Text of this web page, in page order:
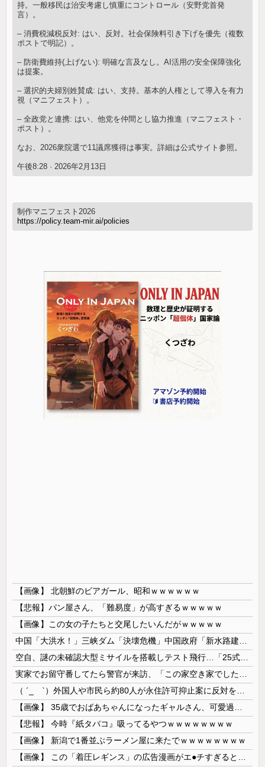
持。一般移民は治安考慮し慎重にコントロール（安野党首発
言）。
– 消費税減税反対: はい、反対。社会保険料引き下げを優先（複数
ポストで明記）。
– 防衛費維持(上げない): 明確な言及なし。AI活用の安全保障強化
は提案。
– 選択的夫婦別姓賛成: はい、支持。基本的人権として導入を有力
視（マニフェスト）。
– 全政党と連携: はい、他党を仲間とし協力推進（マニフェスト・
ポスト）。
なお、2026衆院選で11議席獲得は事実。詳細は公式サイト参照。
午後8:28 · 2026年2月13日
制作マニフェスト2026
https://policy.team-mir.ai/policies
【画像】 北朝鮮のビアガール、昭和ｗｗｗｗｗｗ
【悲報】パン屋さん、「難易度」が高すぎるｗｗｗｗｗ
【画像】この女の子たちと交尾したいんだがｗｗｗｗｗ
【悲報】 今時『紙タバコ』吸ってるやつｗｗｗｗｗｗｗｗ
【画像】 新潟で1番並ぶラーメン屋に来たでｗｗｗｗｗｗｗｗ